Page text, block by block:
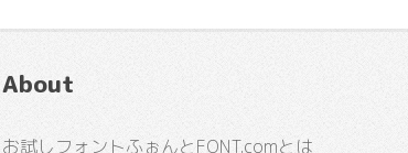
About
お試しフォントふぉんとFONT.comとは